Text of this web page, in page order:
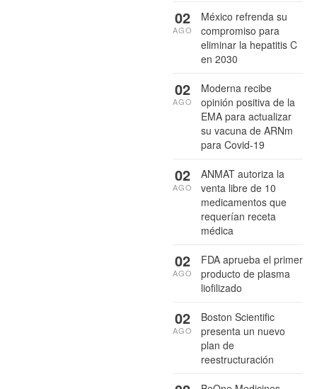
México refrenda su
compromiso para
eliminar la hepatitis C
en 2030
02
AGO
Moderna recibe
opinión positiva de la
EMA para actualizar
su vacuna de ARNm
para Covid-19
02
AGO
ANMAT autoriza la
venta libre de 10
medicamentos que
requerían receta
médica
02
AGO
FDA aprueba el primer
producto de plasma
liofilizado
02
AGO
Boston Scientific
presenta un nuevo
plan de
reestructuración
02
AGO